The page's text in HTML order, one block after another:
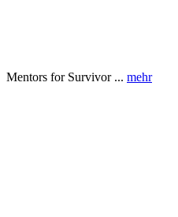
Mentors for Survivor ... mehr